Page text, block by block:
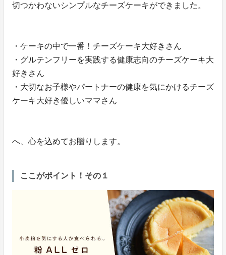
切つかわないシンプルなチーズケーキができました。
・ケーキの中で一番！チーズケーキ大好きさん
・グルテンフリーを実践する健康志向のチーズケーキ大
好きさん
・大切なお子様やパートナーの健康を気にかけるチーズ
ケーキ大好き優しいママさん
へ、心を込めてお贈りします。
ここがポイント！その１